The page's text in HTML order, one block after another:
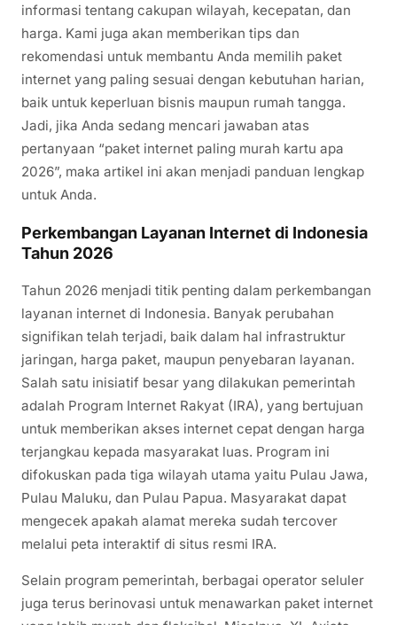
informasi tentang cakupan wilayah, kecepatan, dan
harga. Kami juga akan memberikan tips dan
rekomendasi untuk membantu Anda memilih paket
internet yang paling sesuai dengan kebutuhan harian,
baik untuk keperluan bisnis maupun rumah tangga.
Jadi, jika Anda sedang mencari jawaban atas
pertanyaan “paket internet paling murah kartu apa
2026”, maka artikel ini akan menjadi panduan lengkap
untuk Anda.
Perkembangan Layanan Internet di Indonesia
Tahun 2026
Tahun 2026 menjadi titik penting dalam perkembangan
layanan internet di Indonesia. Banyak perubahan
signifikan telah terjadi, baik dalam hal infrastruktur
jaringan, harga paket, maupun penyebaran layanan.
Salah satu inisiatif besar yang dilakukan pemerintah
adalah Program Internet Rakyat (IRA), yang bertujuan
untuk memberikan akses internet cepat dengan harga
terjangkau kepada masyarakat luas. Program ini
difokuskan pada tiga wilayah utama yaitu Pulau Jawa,
Pulau Maluku, dan Pulau Papua. Masyarakat dapat
mengecek apakah alamat mereka sudah tercover
melalui peta interaktif di situs resmi IRA.
Selain program pemerintah, berbagai operator seluler
juga terus berinovasi untuk menawarkan paket internet